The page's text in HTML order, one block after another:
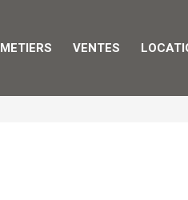
METIERS VENTES